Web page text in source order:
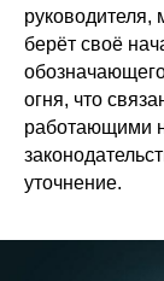
берёт своё
огня, что
работающими
уточнение.